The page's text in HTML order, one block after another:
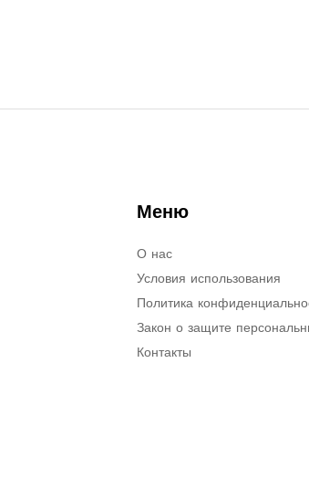
Меню
О нас
Условия использования
Политика
Закон о защите
Контакты